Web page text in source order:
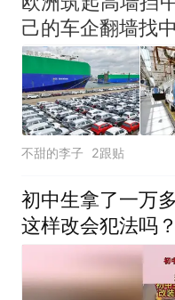
己的车企翻墙找
不甜的李子 2跟贴
初中生拿了一万
这样改会犯法吗？